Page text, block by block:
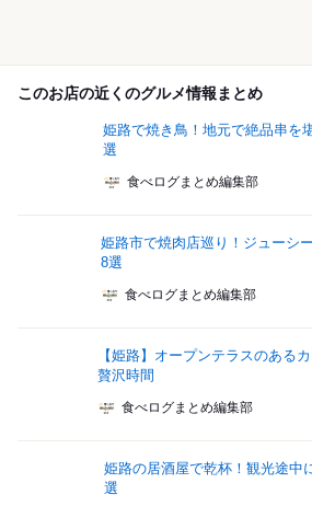
このお店の近くのグルメ情報まとめ
姫路で焼き鳥！地元で絶品串を
選
食べログまとめ編集部
姫路市で焼肉店巡り！ジューシ
8選
食べログまとめ編集部
【姫路】オープンテラスのある
贅沢時間
食べログまとめ編集部
姫路の居酒屋で乾杯！観光途中
選